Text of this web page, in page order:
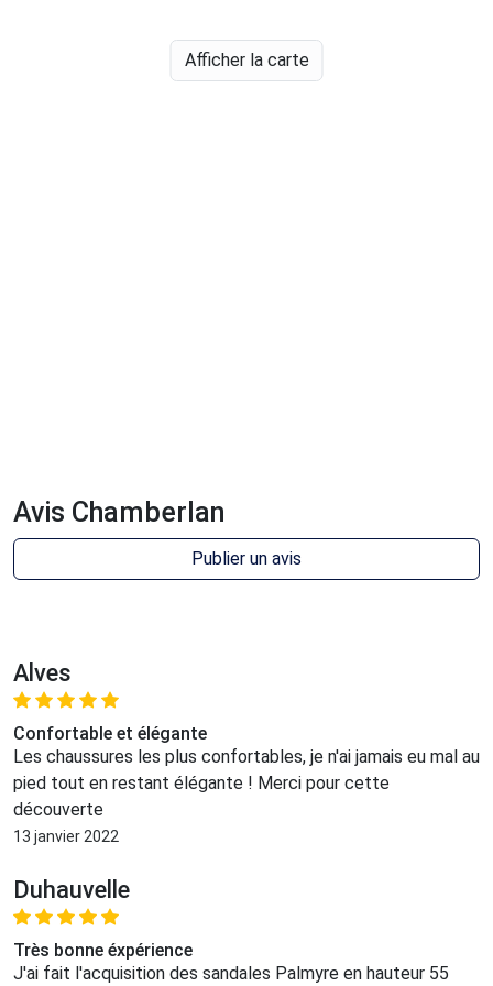
Afficher la carte
Avis Chamberlan
Publier un avis
Alves
Confortable et élégante
Les chaussures les plus confortables, je n'ai jamais eu mal au
pied tout en restant élégante ! Merci pour cette
découverte
13 janvier 2022
Duhauvelle
Très bonne éxpérience
J'ai fait l'acquisition des sandales Palmyre en hauteur 55